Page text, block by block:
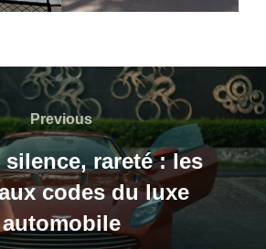
Previous
Previous
rareté : les
codes du luxe
automobile